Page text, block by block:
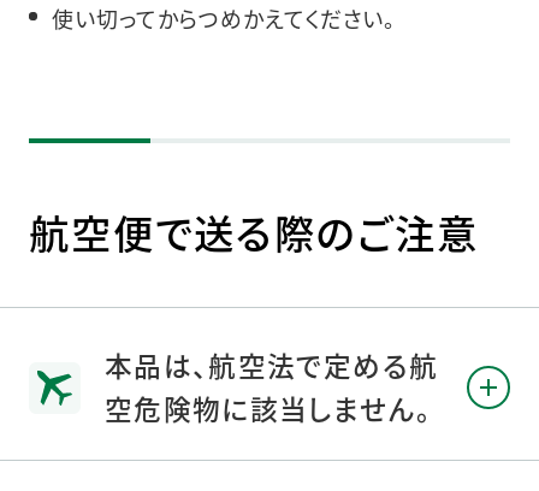
使い切ってからつめかえてください。
航空便で送る際のご注意
本品は、航空法で定める航
空危険物に該当しません。